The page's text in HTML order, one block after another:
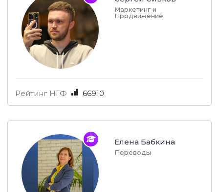
Маркетинг и
Продвижение
Рейтинг НГФ 66910
Елена Бабкина
Переводы